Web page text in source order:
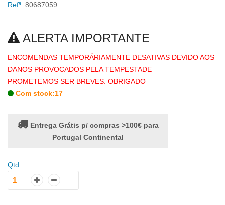
Refª: 80687059
ALERTA IMPORTANTE
ENCOMENDAS TEMPORÁRIAMENTE DESATIVAS DEVIDO AOS
DANOS PROVOCADOS PELA TEMPESTADE
PROMETEMOS SER BREVES. OBRIGADO
Com stock:17
Entrega Grátis p/ compras >100€ para
Portugal Continental
Qtd: